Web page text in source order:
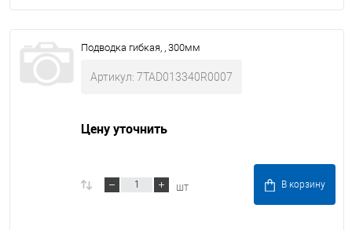
Подводка гибкая, , 300мм
Артикул: 7TAD013340R0007
Цену уточнить
шт В корзину